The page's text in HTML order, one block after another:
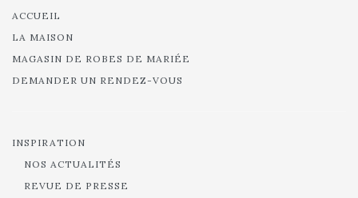
ACCUEIL
LA MAISON
MAGASIN DE ROBES DE MARIÉE
DEMANDER UN RENDEZ-VOUS
INSPIRATION
NOS ACTUALITÉS
REVUE DE PRESSE